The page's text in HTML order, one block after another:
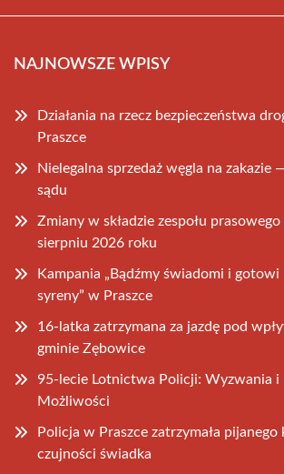
NAJNOWSZE WPISY
Działania na rzecz bezpieczeństwa
Praszce
Nielegalna sprzedaż węgla na zakazie
sądu
Zmiany w składzie zespołu
sierpniu 2026 roku
Kampania „Bądźmy świadomi i gotowi
syreny” w Praszce
16-latka zatrzymana za jazdę pod
gminie Zębowice
95-lecie Lotnictwa Policji: Wyzwania i
Możliwości
Policja w Praszce zatrzymała
czujności świadka